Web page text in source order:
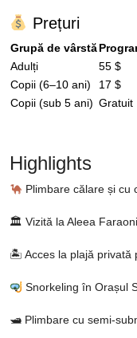
Prețuri
Grupă de vârstă
Adulți
55 $
Copii (6–10 ani)
17 $
Copii (sub 5 ani) Gratuit
Highlights
Plimbare călare și cu
🏛 Vizită la Aleea
🏝 Acces la plajă privată
Snorkeling în Orașul
🛥 Plimbare cu semi-